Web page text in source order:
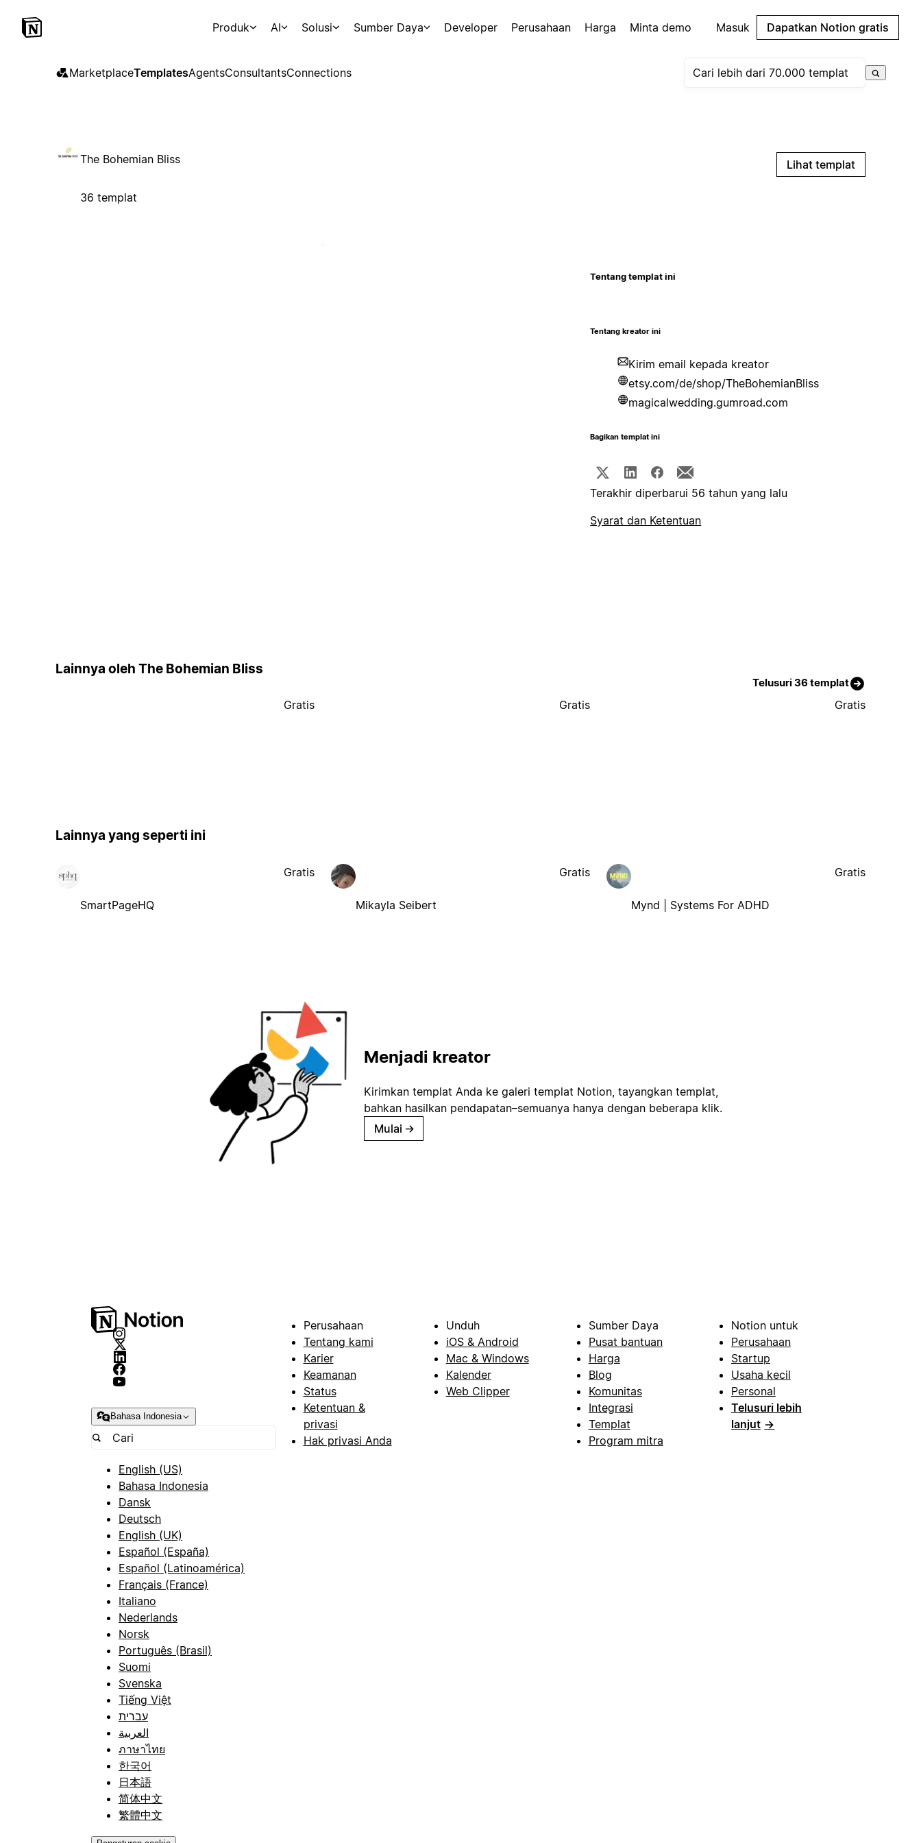
Produk AI Solusi Sumber Daya Developer Perusahaan Harga Minta demo Masuk Dapatkan Notion gratis
MarketplaceTemplatesAgentsConsultantsConnections
The Bohemian Bliss
36 templat
Lihat templat
Tentang templat ini
Tentang kreator ini
Kirim email kepada kreator
etsy.com/de/shop/TheBohemianBliss
magicalwedding.gumroad.com
Bagikan templat ini
Terakhir diperbarui 56 tahun yang lalu
Syarat dan Ketentuan
Lainnya oleh The Bohemian Bliss
Telusuri 36 templat
Gratis Gratis Gratis
Lainnya yang seperti ini
SmartPageHQ
Gratis
Mikayla Seibert
Gratis
Mynd | Systems For ADHD
Gratis
Menjadi kreator
Kirimkan templat Anda ke galeri templat Notion, tayangkan templat,
bahkan hasilkan pendapatan–semuanya hanya dengan beberapa klik.
Mulai →
Bahasa Indonesia
English (US)
Bahasa Indonesia
Dansk
Deutsch
English (UK)
Español (España)
Español (Latinoamérica)
Français (France)
Italiano
Nederlands
Norsk
Português (Brasil)
Suomi
Svenska
Tiếng Việt
עברית
العربية
ภาษาไทย
한국어
日本語
简体中文
繁體中文
Perusahaan
Tentang kami
Karier
Keamanan
Status
Ketentuan &
privasi
Hak privasi Anda
Unduh
iOS & Android
Mac & Windows
Kalender
Web Clipper
Sumber Daya
Pusat bantuan
Harga
Blog
Komunitas
Integrasi
Templat
Program mitra
Notion untuk
Perusahaan
Startup
Usaha kecil
Personal
Telusuri lebih
lanjut →